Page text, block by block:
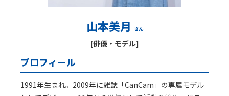
山本美月 さん
[俳優・モデル]
プロフィール
1991年生まれ。2009年に雑誌「CanCam」の専属モデル